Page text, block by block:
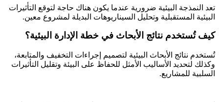
تعد النمذجة البيئية ضرورية عندما يكون هناك حاجة لتوقع التأثيرات
البيئية المستقبلية وتحليل السيناريوهات البديلة لمشروع معين.
كيف تُستخدم نتائج الأبحاث في خطة الإدارة البيئية؟
تُستخدم نتائج الأبحاث البيئية لتصميم إجراءات التخفيف والمتابعة،
وكذلك لتحديد الأساليب الأمثل للحفاظ على البيئة وتقليل التأثيرات
السلبية للمشاريع.